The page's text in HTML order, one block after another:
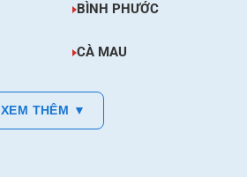
BÌNH PHƯỚC
CÀ MAU
XEM THÊM ▼